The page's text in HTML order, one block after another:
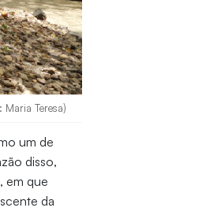
Maria Teresa)
um de
disso,
em que
da